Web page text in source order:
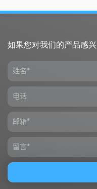
如果您对我们的产品感